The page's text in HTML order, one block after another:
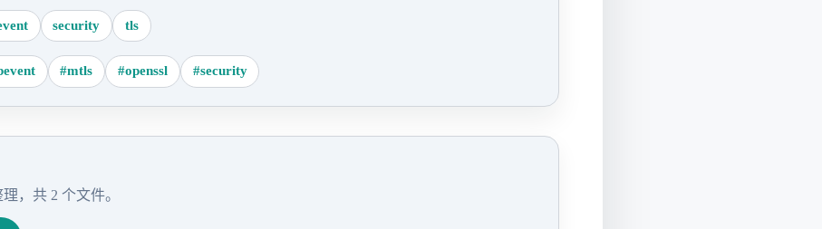
security tls
#mtls #openssl #security
，共 2 个文件。